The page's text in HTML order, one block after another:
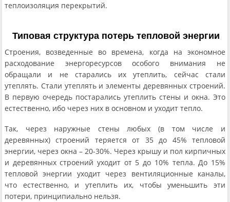
теплоизоляция перекрытий.
Типовая структура потерь тепловой энергии
Строения, возведенные во времена, когда на экономное
расходование энергоресурсов особого внимания не
обращали и не старались их утеплить, сейчас стали
утеплять. Стали утеплять и элементы деревянных строений.
В первую очередь постарались утеплить стены и окна. Это
естественно, ибо через них в основном и уходит тепло.
Так, через наружные стены любых (в том числе и
деревянных) строений теряется от 35 до 45% тепловой
энергии, через окна – 20-30%. Через крышу и пол кирпичных
и деревянных строений уходит от 5 до 10% тепла. До 15%
тепловой энергии уходит через вентиляционные каналы,
что естественно, и утеплить их, чтобы уменьшить эти
потери, принципиально нельзя.